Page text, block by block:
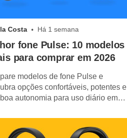
Costa Há 1 semana
fone Pulse: 10 modelos
para comprar em 2026
modelos de fone Pulse e
opções confortáveis, potentes e
autonomia para uso diário em